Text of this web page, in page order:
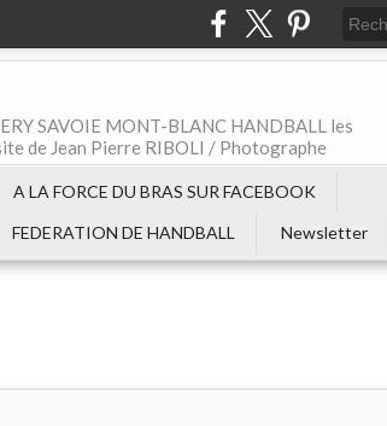
SAVOIE MONT-BLANC HANDBALL les
de Jean Pierre RIBOLI / Photographe
A LA FORCE DU BRAS SUR FACEBOOK
FEDERATION DE HANDBALL Newsletter